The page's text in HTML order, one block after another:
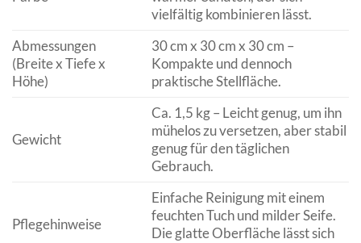
vielfältig kombinieren lässt.
Abmessungen
(Breite x Tiefe x
Höhe)
30 cm x 30 cm x 30 cm –
Kompakte und dennoch
praktische Stellfläche.
Gewicht
Ca. 1,5 kg – Leicht genug, um ihn
mühelos zu versetzen, aber stabil
genug für den täglichen
Gebrauch.
Pflegehinweise
Einfache Reinigung mit einem
feuchten Tuch und milder Seife.
Die glatte Oberfläche lässt sich